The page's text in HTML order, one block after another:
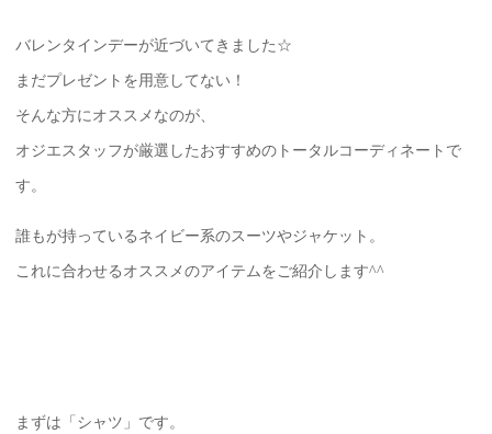
バレンタインデーが近づいてきました☆
まだプレゼントを用意してない！
そんな方にオススメなのが、
オジエスタッフが厳選したおすすめのトータルコーディネートで
す。
誰もが持っているネイビー系のスーツやジャケット。
これに合わせるオススメのアイテムをご紹介します^^
まずは「シャツ」です。